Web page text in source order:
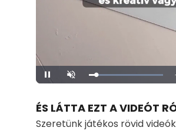
Pause Unmute Loaded:
100.00%
-
ÉS LÁTTA EZT A VIDEÓT
Szeretünk játékos rövid